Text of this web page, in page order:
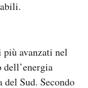
più avanzati nel
dell’energia
del Sud. Secondo